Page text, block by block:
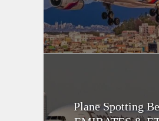
Plane Spotting